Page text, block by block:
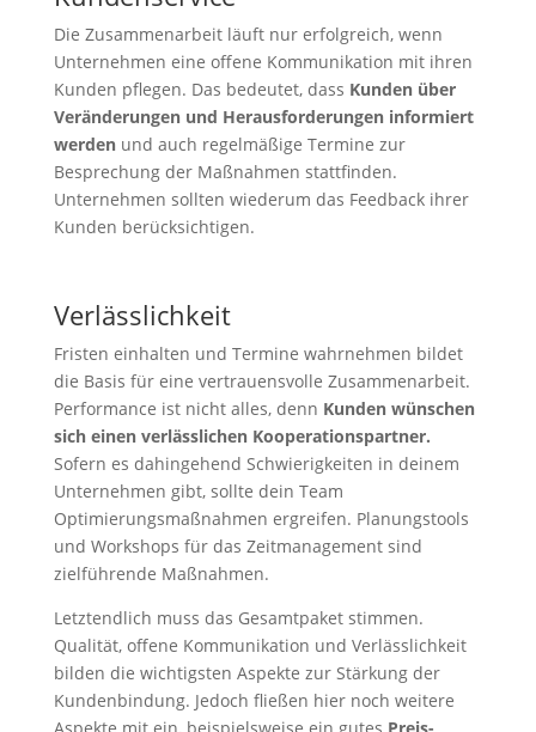
Die Zusammenarbeit läuft nur erfolgreich, wenn
Unternehmen eine offene Kommunikation mit ihren
Kunden pflegen. Das bedeutet, dass Kunden über
Veränderungen und Herausforderungen informiert
werdenund auch regelmäßige Termine zur
Besprechung der Maßnahmen stattfinden.
Unternehmen sollten wiederum das Feedback ihrer
Kunden berücksichtigen.
Verlässlichkeit
Fristen einhalten und Termine wahrnehmen bildet
die Basis für eine vertrauensvolle Zusammenarbeit.
Performance ist nicht alles, denn Kunden wünschen
sich einen verlässlichen Kooperationspartner.
Sofern es dahingehend Schwierigkeiten in deinem
Unternehmen gibt, sollte dein Team
Optimierungsmaßnahmen ergreifen. Planungstools
und Workshops für das Zeitmanagement sind
zielführende Maßnahmen.
Letztendlich muss das Gesamtpaket stimmen.
Qualität, offene Kommunikation und Verlässlichkeit
bilden die wichtigsten Aspekte zur Stärkung der
Kundenbindung. Jedoch fließen hier noch weitere